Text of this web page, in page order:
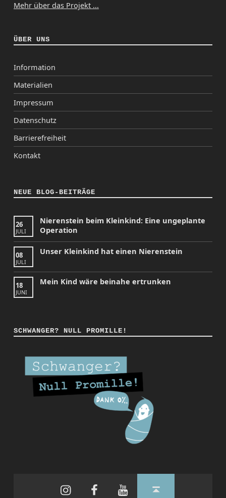
Mehr über das Projekt ...
ÜBER UNS
Information
Materialien
Impressum
Datenschutz
Barrierefreiheit
Kontakt
NEUE BLOG-BEITRÄGE
26
JULI
Nierenstein beim Kleinkind: Eine ungeplante
Operation
08
JULI
Unser Kleinkind hat einen Nierenstein
18
JUNI
Mein Kind wäre beinahe ertrunken
SCHWANGER? NULL PROMILLE!
FacebookYouTubeBack to top ↑